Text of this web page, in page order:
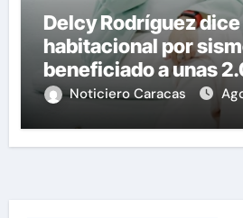
Delcy Rodríguez
habitacional por
beneficiado a unas
personas en una
Noticiero Caracas